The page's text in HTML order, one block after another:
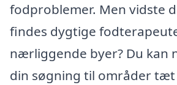
fodproblemer. Men vidste
findes dygtige
nærliggende byer? Du kan
din søgning til områder tæt